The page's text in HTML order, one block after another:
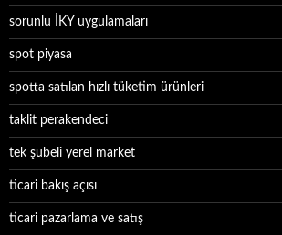
sorunlu İKY uygulamaları
spot piyasa
spotta satılan hızlı tüketim ürünleri
taklit perakendeci
tek şubeli yerel market
ticari bakış açısı
ticari pazarlama ve satış